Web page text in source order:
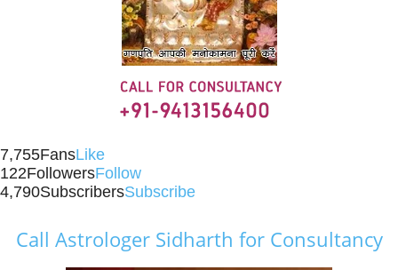
7,755FansLike
122FollowersFollow
4,790SubscribersSubscribe
Call Astrologer Sidharth for Consultancy